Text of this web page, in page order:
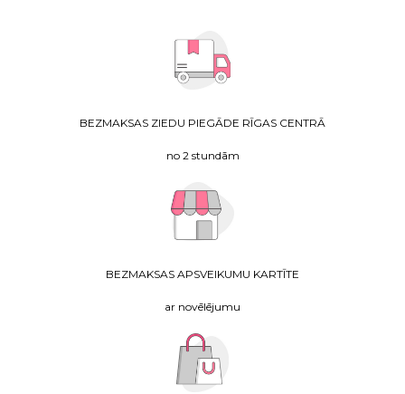
BEZMAKSAS ZIEDU PIEGĀDE RĪGAS CENTRĀ
no 2 stundām
BEZMAKSAS APSVEIKUMU KARTĪTE
ar novēlējumu